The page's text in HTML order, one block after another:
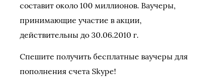
составит около 100 миллионов. Ваучеры,
принимающие участие в акции,
действительны до 30.06.2010 г.
Спешите получить бесплатные ваучеры для
пополнения счета Skype!